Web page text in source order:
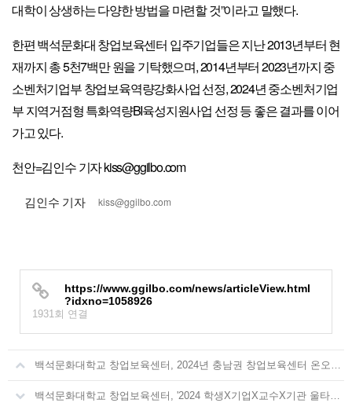
대학이 상생하는 다양한 방법을 마련할 것”이라고 말했다.
한편 백석문화대 창업보육센터 입주기업들은 지난 2013년부터 현
재까지 총 5천7백만 원을 기탁했으며, 2014년부터 2023년까지 중
소벤처기업부 창업보육역량강화사업 선정, 2024년 중소벤처기업
부 지역거점형 특화역량BI육성지원사업 선정 등 좋은 결과를 이어
가고 있다.
천안=김인수 기자 kiss@ggilbo.com
김인수 기자 kiss@ggilbo.com
https://www.ggilbo.com/news/articleView.html
?idxno=1058926
1931회 연결
백석문화대학교 창업보육센터, 2024년 충남권 창업보육센터 온오프라인 판매 촉진 라이브 커머스 사업 실시
백석문화대학교 창업보육센터, '2024 학생X기업X교수X기관 울타리 없는 상담 포럼' 개최